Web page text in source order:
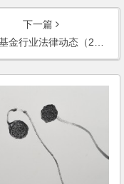
下一篇
业法律动态（2024年12月/总第82期）